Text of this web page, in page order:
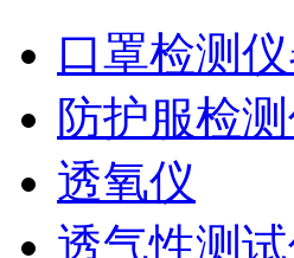
口罩检测
防护服检
透氧仪
透气性测